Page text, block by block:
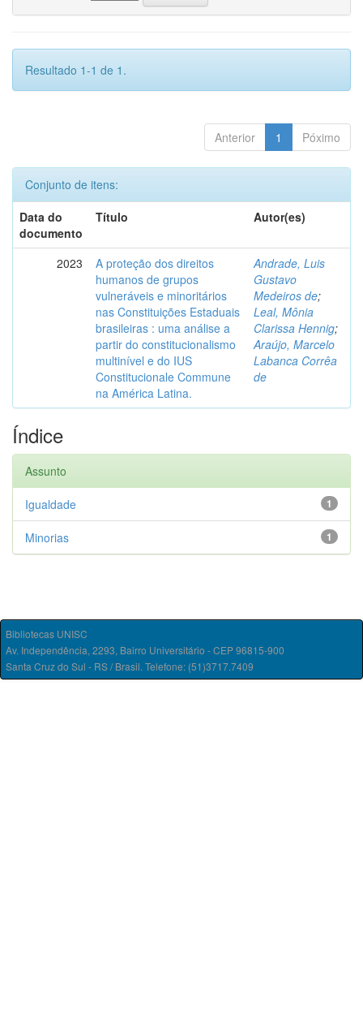
Resultado 1-1 de 1.
Anterior 1 Póximo
Conjunto de itens:
Data do
documento
Título Autor(es)
2023
A proteção dos direitos
humanos de grupos
vulneráveis e minoritários
nas Constituições Estaduais
brasileiras : uma análise a
partir do constitucionalismo
multinível e do IUS
Constitucionale Commune
na América Latina.
Andrade, Luis
Gustavo
Medeiros de;
Leal, Mônia
Clarissa Hennig;
Araújo, Marcelo
Labanca Corrêa
de
Índice
Assunto
1
Igualdade
1
Minorias
Bibliotecas UNISC
Av. Independência, 2293, Bairro Universitário - CEP 96815-900
Santa Cruz do Sul - RS / Brasil. Telefone: (51)3717.7409